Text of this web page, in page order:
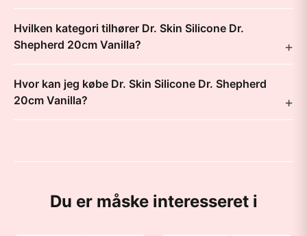
Hvilken kategori tilhører Dr. Skin Silicone Dr.
Shepherd 20cm Vanilla?
Hvor kan jeg købe Dr. Skin Silicone Dr. Shepherd
20cm Vanilla?
Du er måske interesseret i